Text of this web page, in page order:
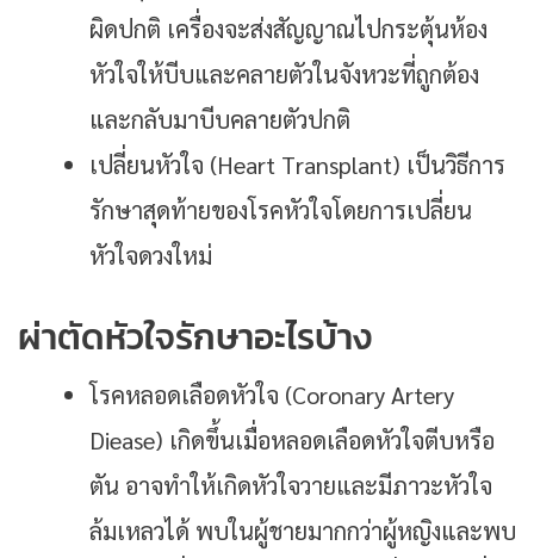
ผิดปกติ เครื่องจะส่งสัญญาณไปกระตุ้นห้อง
หัวใจให้บีบและคลายตัวในจังหวะที่ถูกต้อง
และกลับมาบีบคลายตัวปกติ
เปลี่ยนหัวใจ (Heart Transplant) เป็นวิธีการ
รักษาสุดท้ายของโรคหัวใจโดยการเปลี่ยน
หัวใจดวงใหม่
ผ่าตัดหัวใจรักษาอะไรบ้าง
โรคหลอดเลือดหัวใจ (Coronary Artery
Diease) เกิดขึ้นเมื่อหลอดเลือดหัวใจตีบหรือ
ตัน อาจทำให้เกิดหัวใจวายและมีภาวะหัวใจ
ล้มเหลวได้ พบในผู้ชายมากกว่าผู้หญิงและพบ